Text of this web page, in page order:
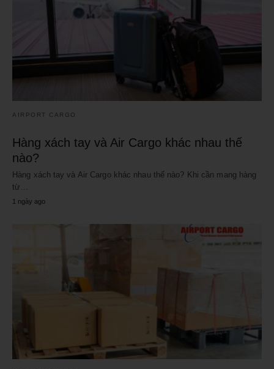
AIRPORT CARGO
Hàng xách tay và Air Cargo khác nhau thế
nào?
Hàng xách tay và Air Cargo khác nhau thế nào? Khi cần mang hàng
từ…
1 ngày ago